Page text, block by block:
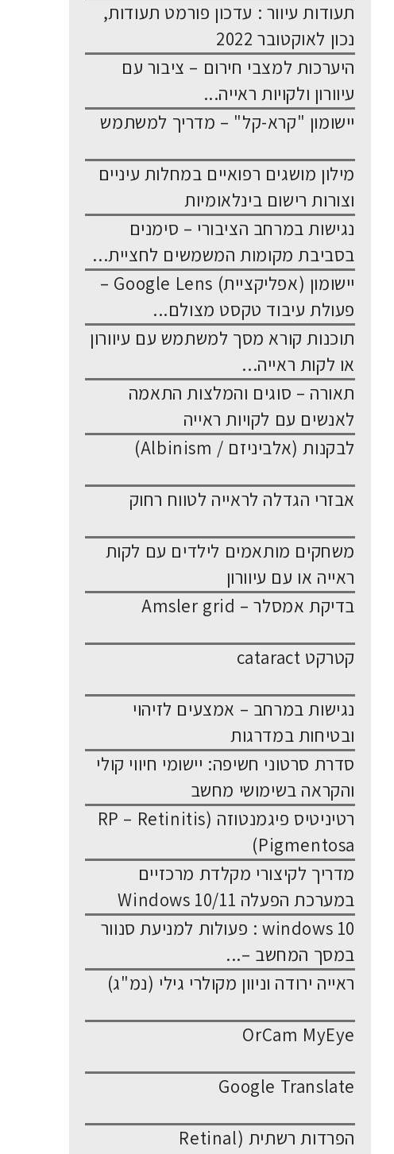
תעודות עיוור : עדכון פורמט תעודות,
נכון לאוקטובר 2022
היערכות למצבי חירום – ציבור עם
עיוורון ולקויות ראייה...
יישומון "קרא-קל" – מדריך למשתמש
מילון מושגים רפואיים במחלות עיניים
וצורות רישום בינלאומיות
נגישות במרחב הציבורי – סימנים
בסביבת מקומות המשמשים לחציית...
יישומון (אפליקציית) Google Lens –
פעולת עיבוד טקסט מצולם...
תוכנות קורא מסך למשתמש עם עיוורון
או לקות ראייה...
תאורה – סוגים והמלצות התאמה
לאנשים עם לקויות ראייה
לבקנות (אלביניזם / Albinism)
אבזרי הגדלה לראייה לטווח רחוק
משחקים מותאמים לילדים עם לקות
ראייה או עם עיוורון
בדיקת אמסלר – Amsler grid
קטרקט cataract
נגישות במרחב – אמצעים לזיהוי
ובטיחות במדרגות
סדרת סרטוני חשיפה: יישומי חיווי קולי
והקראה בשימושי מחשב
רטיניטיס פיגמנטוזה (RP – Retinitis
Pigmentosa)
מדריך לקיצורי מקלדת מרכזיים
במערכת הפעלה Windows 10/11
windows 10 : פעולות למניעת סנוור
במסך המחשב –...
ראייה ירודה וניוון מקולרי גילי (נמ"ג)
OrCam MyEye
Google Translate
הפרדות רשתית (Retinal